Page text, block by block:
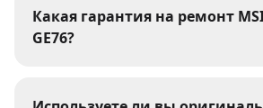
выполняем за 30-60 минут.
(пайка, восстановление после
Какая гарантия на ремонт
GE76?
гарантию 1 год. Гарантия